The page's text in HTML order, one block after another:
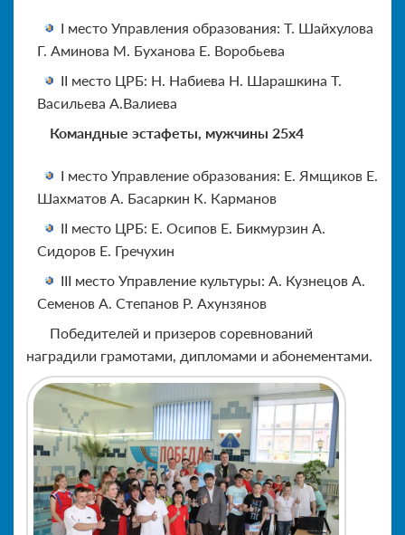
I место Управления образования: Т. Шайхулова
Г. Аминова М. Буханова Е. Воробьева
II место ЦРБ: Н. Набиева Н. Шарашкина Т.
Васильева А.Валиева
Командные эстафеты, мужчины 25х4
I место Управление образования: Е. Ямщиков Е.
Шахматов А. Басаркин К. Карманов
II место ЦРБ: Е. Осипов Е. Бикмурзин А.
Сидоров Е. Гречухин
III место Управление культуры: А. Кузнецов А.
Семенов А. Степанов Р. Ахунзянов
Победителей и призеров соревнований
наградили грамотами, дипломами и абонементами.